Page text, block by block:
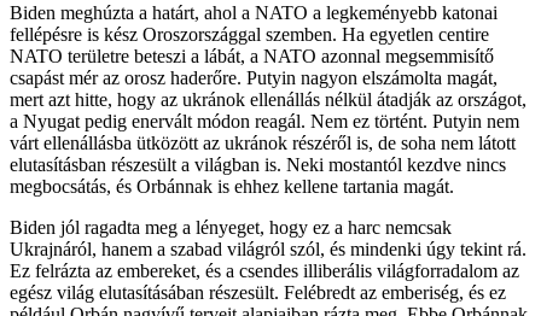
Biden meghúzta a határt, ahol a NATO a legkeményebb katonai
fellépésre is kész Oroszországgal szemben. Ha egyetlen centire
NATO területre beteszi a lábát, a NATO azonnal megsemmisítő
csapást mér az orosz haderőre. Putyin nagyon elszámolta magát,
mert azt hitte, hogy az ukránok ellenállás nélkül átadják az országot,
a Nyugat pedig enervált módon reagál. Nem ez történt. Putyin nem
várt ellenállásba ütközött az ukránok részéről is, de soha nem látott
elutasításban részesült a világban is. Neki mostantól kezdve nincs
megbocsátás, és Orbánnak is ehhez kellene tartania magát.
Biden jól ragadta meg a lényeget, hogy ez a harc nemcsak
Ukrajnáról, hanem a szabad világról szól, és mindenki úgy tekint rá.
Ez felrázta az embereket, és a csendes illiberális világforradalom az
egész világ elutasításában részesült. Felébredt az emberiség, és ez